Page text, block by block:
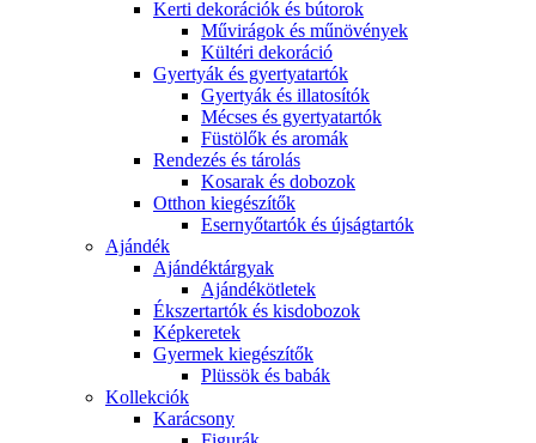
Kerti dekorációk és bútorok
Művirágok és műnövények
Kültéri dekoráció
Gyertyák és gyertyatartók
Gyertyák és illatosítók
Mécses és gyertyatartók
Füstölők és aromák
Rendezés és tárolás
Kosarak és dobozok
Otthon kiegészítők
Esernyőtartók és újságtartók
Ajándék
Ajándéktárgyak
Ajándékötletek
Ékszertartók és kisdobozok
Képkeretek
Gyermek kiegészítők
Plüssök és babák
Kollekciók
Karácsony